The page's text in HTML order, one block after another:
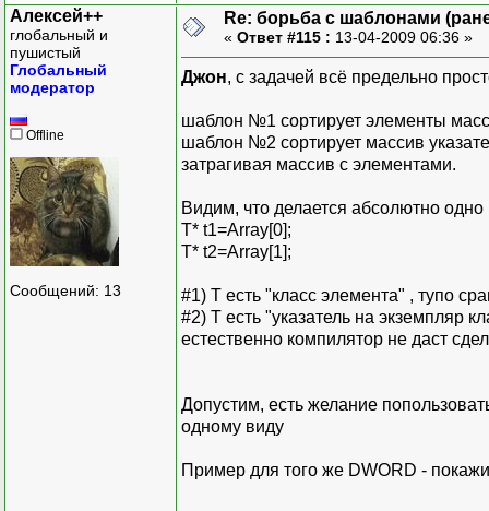
Алексей++
глобальный и
пушистый
Глобальный
модератор
Offline
Сообщений: 13
Re: борьба с шаблонами
« Ответ #115 : 13-04-2009 06:36 »
Джон, с задачей всё предельно
шаблон №1 сортирует элементы
шаблон №2 сортирует массив
затрагивая массив с элементами.
Видим, что делается абсолютно
T* t1=Array[0];
T* t2=Array[1];
#1) T есть "класс элемента" , тупо
#2) T есть "указатель на экземпляр
естественно компилятор не даст
Допустим, есть желание
одному виду
Пример для того же DWORD -